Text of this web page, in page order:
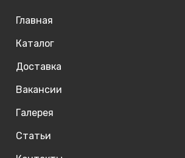
Главная
Каталог
Доставка
Вакансии
Галерея
Статьи